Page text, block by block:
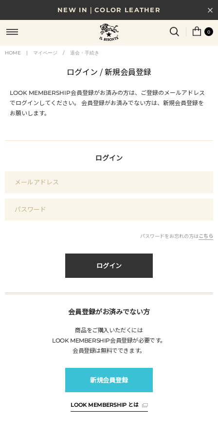
NEW IN｜COLOR LEATHER
NEW IN｜NEW MODEL
8/17(月)10時まで｜税込11,000円以上で送料無料
贈る相手やシーンから選べる、新しいギフトガイド
NEW IN｜COLOR LEATHER
0
HOME | マイページ / 退会・手続き
ログイン / 新規会員登録
LOOK MEMBERSHIP会員登録がお済みの方は、ご登録のメールアドレス
でログインしてください。
会員登録がお済みでない方は、新規会員登録を
お願いします。
ログイン
メールアドレス
パスワード
パスワードをお忘れの方はこちら
ログイン
会員登録がお済みでない方
商品をご購入いただくには
LOOK MEMBERSHIP会員登録が必要です。
会員登録は無料でできます。
新規会員登録
LOOK MEMBERSHIPとは